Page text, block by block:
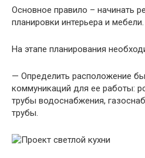
Основное правило – начинать
планировки интерьера и мебели.
На этапе планирования
— Определить расположение
коммуникаций для ее работы:
трубы водоснабжения,
трубы.